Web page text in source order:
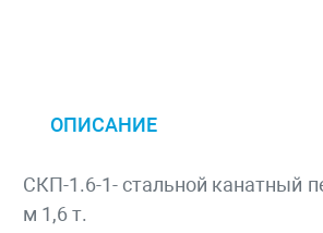
ОПИСАНИЕ
СКП-1.6-1- стальной канатный
м 1,6 т.